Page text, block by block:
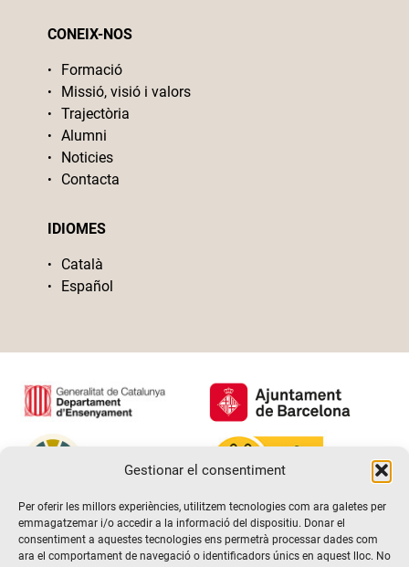
Gestionar el consentiment
Per oferir les millors experiències, utilitzem tecnologies com ara galetes per
emmagatzemar i/o accedir a la informació del dispositiu. Donar el
consentiment a aquestes tecnologies ens permetrà processar dades com
ara el comportament de navegació o identificadors únics en aquest lloc. No
CONEIX-NOS
Formació
Missió, visió i valors
Trajectòria
Alumni
Noticies
Contacta
IDIOMES
Català
Español